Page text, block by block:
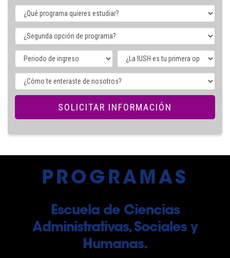
PROGRAMAS
Escuela de Ciencias
Administrativas, Sociales y
Humanas.